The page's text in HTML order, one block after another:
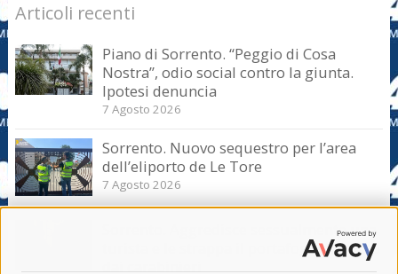
Articoli recenti
Piano di Sorrento. “Peggio di Cosa
Nostra”, odio social contro la giunta.
Ipotesi denuncia
7 Agosto 2026
Sorrento. Nuovo sequestro per l’area
dell’eliporto de Le Tore
7 Agosto 2026
Sorrento. Aggredisce sessualmente una
turista e le strappa il portafogli, fermato
dai carabinieri